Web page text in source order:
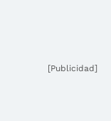
[Publicidad]